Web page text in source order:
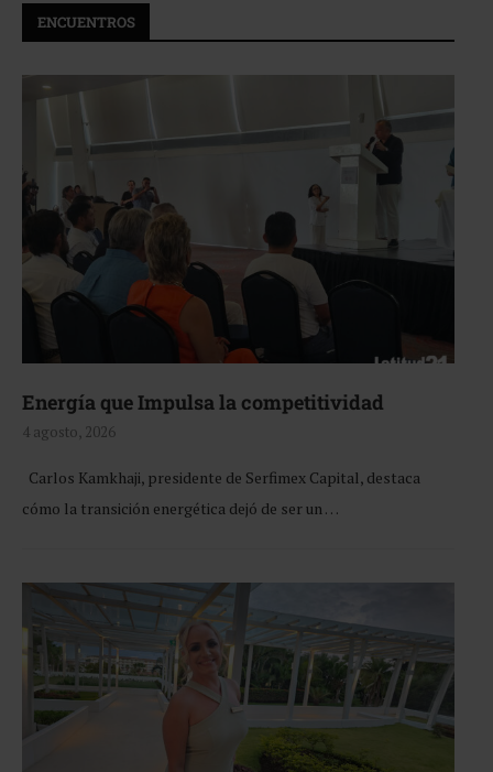
ENCUENTROS
Energía que Impulsa la competitividad
4 agosto, 2026
Carlos Kamkhaji, presidente de Serfimex Capital, destaca
cómo la transición energética dejó de ser un …